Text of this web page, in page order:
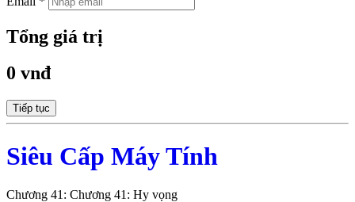
Tổng giá trị
0 vnđ
Tiếp tục
Siêu Cấp Máy Tính
Chương 41: Chương 41: Hy vọng